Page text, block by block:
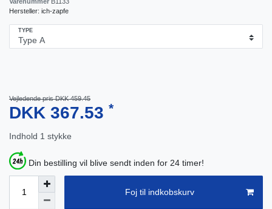
Hersteller: ich-zapfe
TYPE
Vejledende pris DKK 459.45
DKK 367.53 *
Indhold 1 stykke
Din bestilling vil blive sendt inden for 24 timer!
Foj til indkobskurv